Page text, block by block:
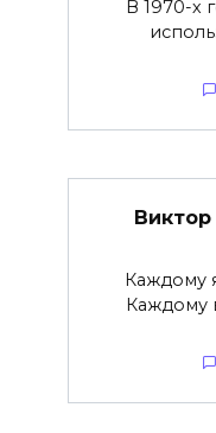
В 1970-х
Каждому
Каждому